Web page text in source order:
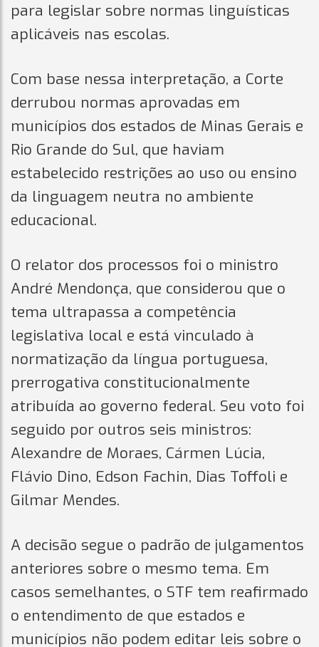
para legislar sobre normas linguísticas
aplicáveis nas escolas.
Com base nessa interpretação, a Corte
derrubou normas aprovadas em
municípios dos estados de Minas Gerais e
Rio Grande do Sul, que haviam
estabelecido restrições ao uso ou ensino
da linguagem neutra no ambiente
educacional.
O relator dos processos foi o ministro
André Mendonça, que considerou que o
tema ultrapassa a competência
legislativa local e está vinculado à
normatização da língua portuguesa,
prerrogativa constitucionalmente
atribuída ao governo federal. Seu voto foi
seguido por outros seis ministros:
Alexandre de Moraes, Cármen Lúcia,
Flávio Dino, Edson Fachin, Dias Toffoli e
Gilmar Mendes.
A decisão segue o padrão de julgamentos
anteriores sobre o mesmo tema. Em
casos semelhantes, o STF tem reafirmado
o entendimento de que estados e
municípios não podem editar leis sobre o